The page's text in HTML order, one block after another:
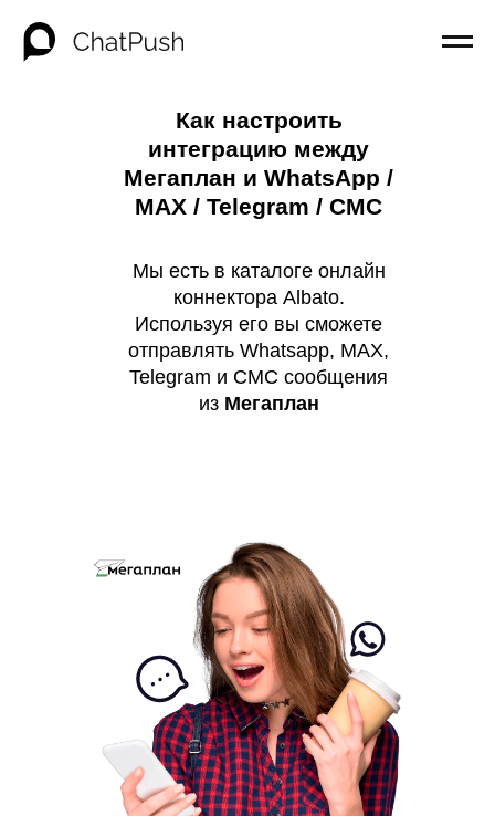
Как настроить
интеграцию между
Мегаплан и WhatsApp /
MAX / Telegram / СМС
Мы есть в каталоге онлайн
коннектора Albato.
Используя его вы сможете
отправлять Whatsapp, MAX,
Telegram и СМС сообщения
из Мегаплан